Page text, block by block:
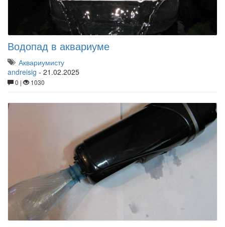
Водопад в аквариуме
Аквариумисту
andreisig - 21.02.2025
0 | 1030